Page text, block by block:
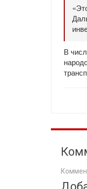
В